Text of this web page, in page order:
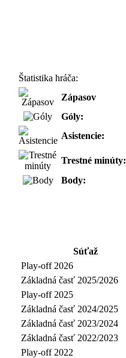
Štatistika hráča:
Zápasov
Góly:
Asistencie:
Trestné minúty:
Body:
Súťaž
Play-off 2026
Základná časť 2025/2026
Play-off 2025
Základná časť 2024/2025
Základná časť 2023/2024
Základná časť 2022/2023
Play-off 2022